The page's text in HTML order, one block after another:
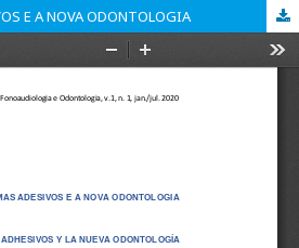
E A NOVA ODONTOLOGIA